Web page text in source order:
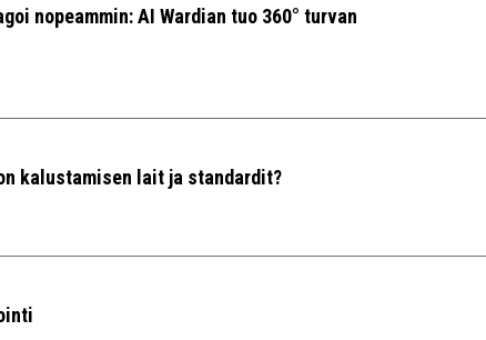
nopeammin: AI Wardian tuo 360° turvan
kalustamisen lait ja standardit?